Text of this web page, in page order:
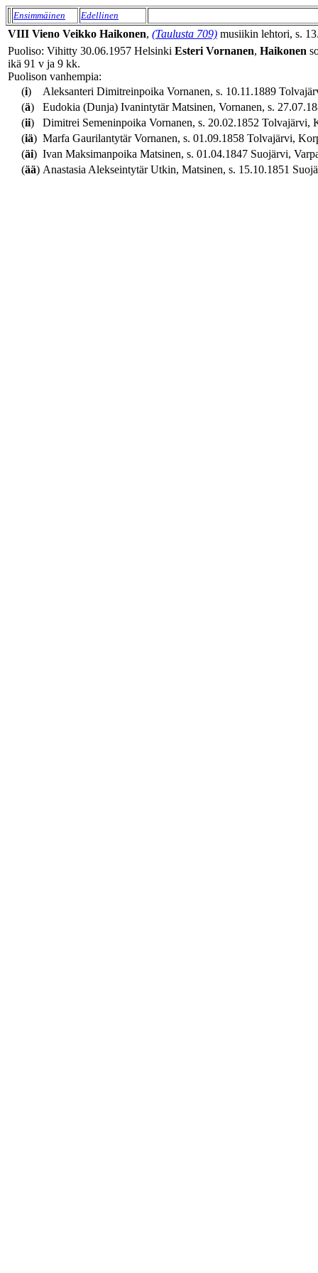
Ensimmäinen Edellinen
VIII Vieno Veikko Haikonen, (Taulusta 709) musiikin lehtori, s.
Puoliso: Vihitty 30.06.1957 Helsinki Esteri Vornanen, Haikonen
ikä 91 v ja 9 kk.
Puolison vanhempia:
(i)
Aleksanteri Dimitreinpoika Vornanen, s. 10.11.1889
(ä)
Eudokia (Dunja) Ivanintytär Matsinen, Vornanen, s.
(ii)
Dimitrei Semeninpoika Vornanen, s. 20.02.1852
(iä) Marfa Gaurilantytär Vornanen, s. 01.09.1858 Tolvajärvi,
(äi) Ivan Maksimanpoika Matsinen, s. 01.04.1847 Suojärvi,
(ää) Anastasia Alekseintytär Utkin, Matsinen, s. 15.10.1851